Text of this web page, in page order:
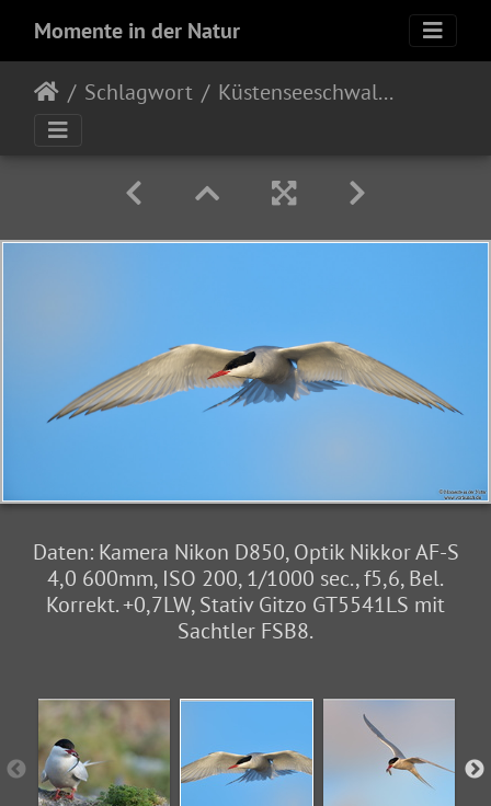
Momente in der Natur
Schlagwort Küstenseeschwalbe (Sterna paradisaea)
Daten: Kamera Nikon D850, Optik Nikkor AF-S
4,0 600mm, ISO 200, 1/1000 sec., f5,6, Bel.
Korrekt. +0,7LW, Stativ Gitzo GT5541LS mit
Sachtler FSB8.